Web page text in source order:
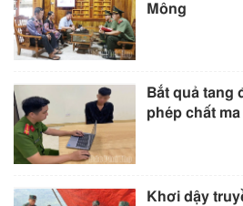
Mông
Bắt quả tang
phép chất
Khơi dậy